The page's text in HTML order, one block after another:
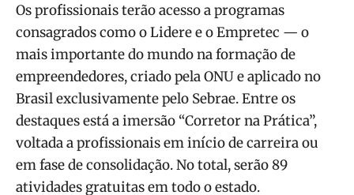
Os profissionais terão acesso a programas
consagrados como o Lidere e o Empretec — o
mais importante do mundo na formação de
empreendedores, criado pela ONU e aplicado no
Brasil exclusivamente pelo Sebrae. Entre os
destaques está a imersão “Corretor na Prática”,
voltada a profissionais em início de carreira ou
em fase de consolidação. No total, serão 89
atividades gratuitas em todo o estado.